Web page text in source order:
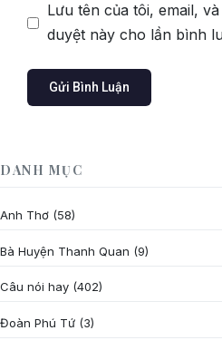
Lưu tên của tôi, email,
duyệt này cho lần bình
DANH MỤC
Anh Thơ (58)
Bà Huyện Thanh Quan (9)
Câu nói hay (402)
Đoàn Phú Tứ (3)